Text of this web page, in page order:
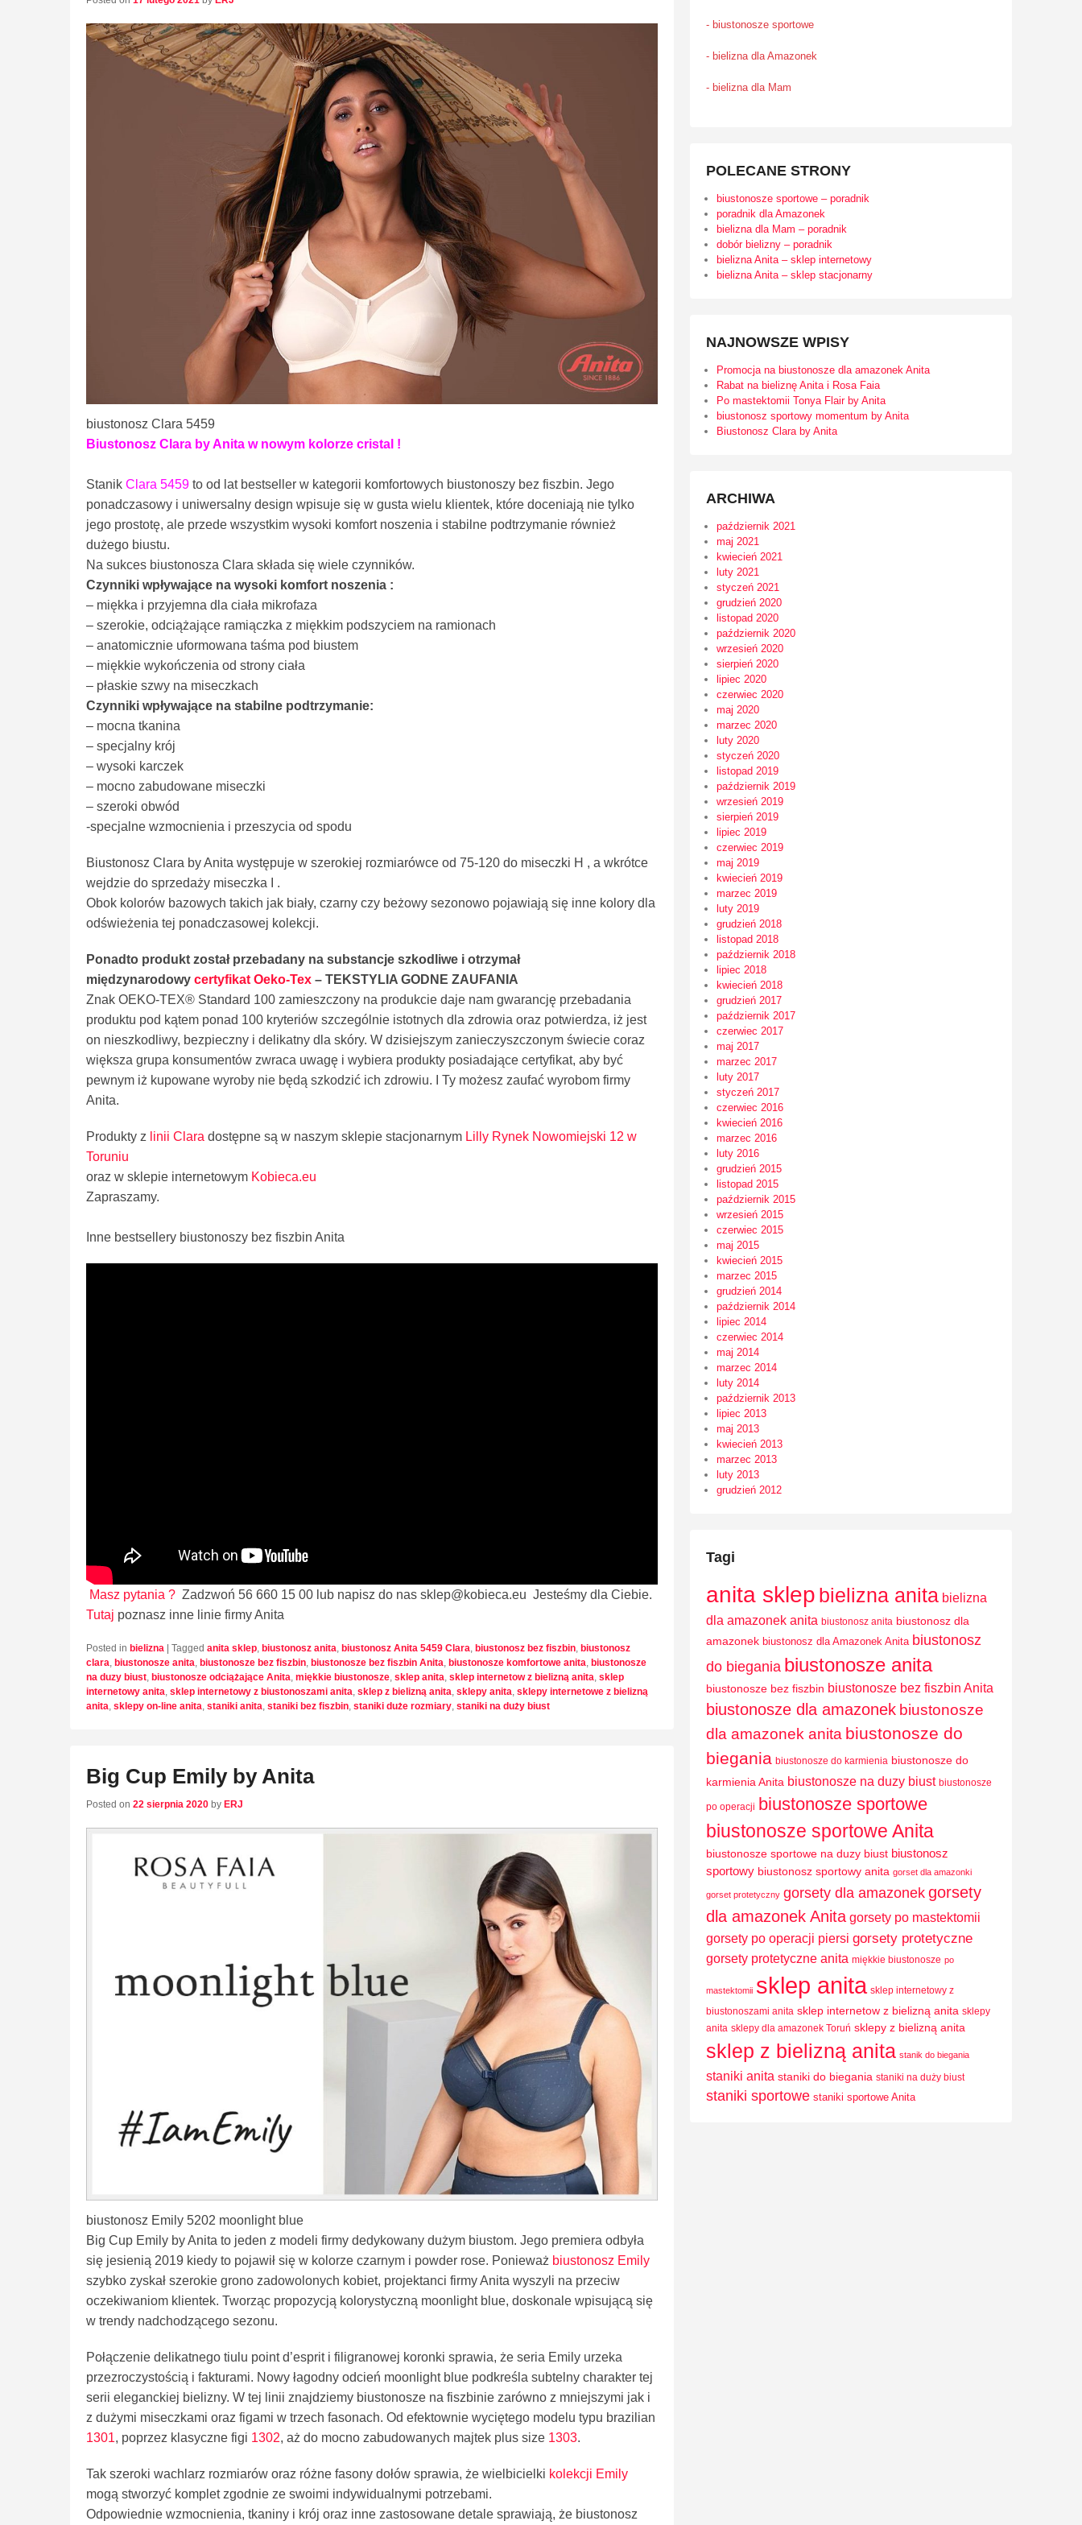
biustonosz Clara 5459
Biustonosz Clara by Anita w nowym kolorze cristal !
Stanik Clara 5459 to od lat bestseller w kategorii komfortowych biustonoszy bez fiszbin. Jego
ponadczasowy i uniwersalny design wpisuje się w gusta wielu klientek, które doceniają nie tylko
jego prostotę, ale przede wszystkim wysoki komfort noszenia i stabilne podtrzymanie również
dużego biustu.
Na sukces biustonosza Clara składa się wiele czynników.
Czynniki wpływające na wysoki komfort noszenia :
– miękka i przyjemna dla ciała mikrofaza
– szerokie, odciążające ramiączka z miękkim podszyciem na ramionach
– anatomicznie uformowana taśma pod biustem
– miękkie wykończenia od strony ciała
– płaskie szwy na miseczkach
Czynniki wpływające na stabilne podtrzymanie:
– mocna tkanina
– specjalny krój
– wysoki karczek
– mocno zabudowane miseczki
– szeroki obwód
-specjalne wzmocnienia i przeszycia od spodu
Biustonosz Clara by Anita występuje w szerokiej rozmiarówce od 75-120 do miseczki H , a wkrótce
wejdzie do sprzedaży miseczka I .
Obok kolorów bazowych takich jak biały, czarny czy beżowy sezonowo pojawiają się inne kolory dla
odświeżenia tej ponadczasowej kolekcji.
Ponadto produkt został przebadany na substancje szkodliwe i otrzymał
międzynarodowy certyfikat Oeko-Tex – TEKSTYLIA GODNE ZAUFANIA
Znak OEKO-TEX® Standard 100 zamieszczony na produkcie daje nam gwarancję przebadania
produktu pod kątem ponad 100 kryteriów szczególnie istotnych dla zdrowia oraz potwierdza, iż jest
on nieszkodliwy, bezpieczny i delikatny dla skóry. W dzisiejszym zanieczyszczonym świecie coraz
większa grupa konsumentów zwraca uwagę i wybiera produkty posiadające certyfikat, aby być
pewnym iż kupowane wyroby nie będą szkodzić ich zdrowiu. I Ty możesz zaufać wyrobom firmy
Anita.
Produkty z linii Clara dostępne są w naszym sklepie stacjonarnym Lilly Rynek Nowomiejski 12 w
Toruniu
oraz w sklepie internetowym Kobieca.eu
Zapraszamy.
Inne bestsellery biustonoszy bez fiszbin Anita
Masz pytania ? Zadzwoń 56 660 15 00 lub napisz do nas sklep@kobieca.eu Jesteśmy dla Ciebie.
Tutaj poznasz inne linie firmy Anita
Posted in bielizna Tagged anita sklep, biustonosz anita, biustonosz Anita 5459 Clara, biustonosz bez fiszbin, biustonosz
clara, biustonosze anita, biustonosze bez fiszbin, biustonosze bez fiszbin Anita, biustonosze komfortowe anita, biustonosze
na duzy biust, biustonosze odciążające Anita, miękkie biustonosze, sklep anita, sklep internetow z bielizną anita, sklep
internetowy anita, sklep internetowy z biustonoszami anita, sklep z bielizną anita, sklepy anita, sklepy internetowe z bielizną
anita, sklepy on-line anita, staniki anita, staniki bez fiszbin, staniki duże rozmiary, staniki na duży biust
Big Cup Emily by Anita
Posted on 22 sierpnia 2020 by ERJ
biustonosz Emily 5202 moonlight blue
Big Cup Emily by Anita to jeden z modeli firmy dedykowany dużym biustom. Jego premiera odbyła
się jesienią 2019 kiedy to pojawił się w kolorze czarnym i powder rose. Ponieważ biustonosz Emily
szybko zyskał szerokie grono zadowolonych kobiet, projektanci firmy Anita wyszyli na przeciw
oczekiwaniom klientek. Tworząc propozycją kolorystyczną moonlight blue, doskonale wpisującą się
w trendy nadchodzącego sezonu.
Połączenie delikatnego tiulu point d’esprit i filigranowej koronki sprawia, że seria Emily urzeka
przezroczystością i fakturami. Nowy łagodny odcień moonlight blue podkreśla subtelny charakter tej
serii eleganckiej bielizny. W tej linii znajdziemy biustonosze na fiszbinie zarówno z mniejszymi jak i
z dużymi miseczkami oraz figami w trzech fasonach. Od efektownie wyciętego modelu typu brazilian
1301, poprzez klasyczne figi 1302, aż do mocno zabudowanych majtek plus size 1303.
Tak szeroki wachlarz rozmiarów oraz różne fasony dołów sprawia, że wielbicielki kolekcji Emily
mogą stworzyć komplet zgodnie ze swoimi indywidualnymi potrzebami.
Odpowiednie wzmocnienia, tkaniny i krój oraz inne zastosowane detale sprawiają, że biustonosz
- biustonosze sportowe
- bielizna dla Amazonek
- bielizna dla Mam
POLECANE STRONY
biustonosze sportowe – poradnik
poradnik dla Amazonek
bielizna dla Mam – poradnik
dobór bielizny – poradnik
bielizna Anita – sklep internetowy
bielizna Anita – sklep stacjonarny
NAJNOWSZE WPISY
Promocja na biustonosze dla amazonek Anita
Rabat na bieliznę Anita i Rosa Faia
Po mastektomii Tonya Flair by Anita
biustonosz sportowy momentum by Anita
Biustonosz Clara by Anita
ARCHIWA
październik 2021
maj 2021
kwiecień 2021
luty 2021
styczeń 2021
grudzień 2020
listopad 2020
październik 2020
wrzesień 2020
sierpień 2020
lipiec 2020
czerwiec 2020
maj 2020
marzec 2020
luty 2020
styczeń 2020
listopad 2019
październik 2019
wrzesień 2019
sierpień 2019
lipiec 2019
czerwiec 2019
maj 2019
kwiecień 2019
marzec 2019
luty 2019
grudzień 2018
listopad 2018
październik 2018
lipiec 2018
kwiecień 2018
grudzień 2017
październik 2017
czerwiec 2017
maj 2017
marzec 2017
luty 2017
styczeń 2017
czerwiec 2016
kwiecień 2016
marzec 2016
luty 2016
grudzień 2015
listopad 2015
październik 2015
wrzesień 2015
czerwiec 2015
maj 2015
kwiecień 2015
marzec 2015
grudzień 2014
październik 2014
lipiec 2014
czerwiec 2014
maj 2014
marzec 2014
luty 2014
październik 2013
lipiec 2013
maj 2013
kwiecień 2013
marzec 2013
luty 2013
grudzień 2012
Tagi
anita sklep bielizna anita bielizna
dla amazonek anita biustonosz anita biustonosz dla
amazonek biustonosz dla Amazonek Anita biustonosz
do biegania biustonosze anita
biustonosze bez fiszbin biustonosze bez fiszbin Anita
biustonosze dla amazonek biustonosze
dla amazonek anita biustonosze do
biegania biustonosze do karmienia biustonosze do
karmienia Anita biustonosze na duzy biust biustonosze
po operacji biustonosze sportowe
biustonosze sportowe Anita
biustonosze sportowe na duzy biust biustonosz
sportowy biustonosz sportowy anita gorset dla amazonki
gorset protetyczny gorsety dla amazonekgorsety
dla amazonek Anita gorsety po mastektomii
gorsety po operacji piersi gorsety protetyczne
gorsety protetyczne anita miękkie biustonosze po
mastektomii sklep anita sklep internetowy z
biustonoszami anita sklep internetow z bielizną anita sklepy
anita sklepy dla amazonek Toruń sklepy z bielizną anita
sklep z bielizną anita stanik do biegania
staniki anita staniki do biegania staniki na duży biust
staniki sportowe staniki sportowe Anita